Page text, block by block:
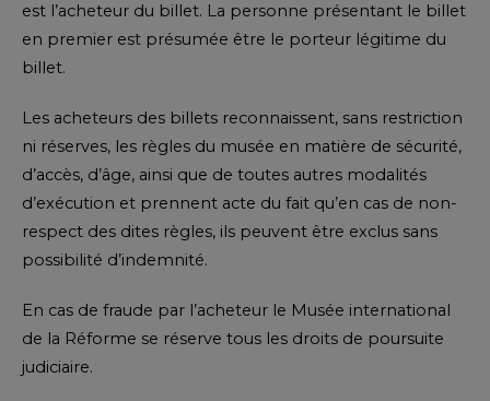
est l’acheteur du billet. La personne présentant le billet
en premier est présumée être le porteur légitime du
billet.
Les acheteurs des billets reconnaissent, sans restriction
ni réserves, les règles du musée en matière de sécurité,
d’accès, d’âge, ainsi que de toutes autres modalités
d’exécution et prennent acte du fait qu’en cas de non-
respect des dites règles, ils peuvent être exclus sans
possibilité d’indemnité.
En cas de fraude par l’acheteur le Musée international
de la Réforme se réserve tous les droits de poursuite
judiciaire.